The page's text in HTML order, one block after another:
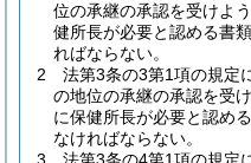
位の承継の承認を受けよ
健所長が必要と認める書
ればならない。
2
法第3条の3第1項の規定
の地位の承継の承認を受
に保健所長が必要と認め
なければならない。